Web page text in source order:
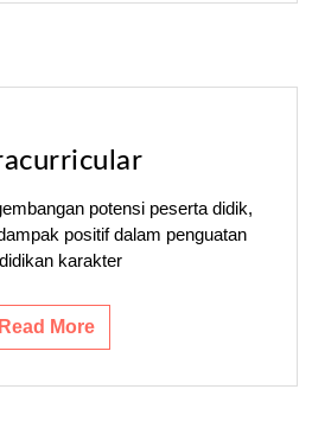
potensi peserta didik,
positif dalam penguatan
karakter
Read More